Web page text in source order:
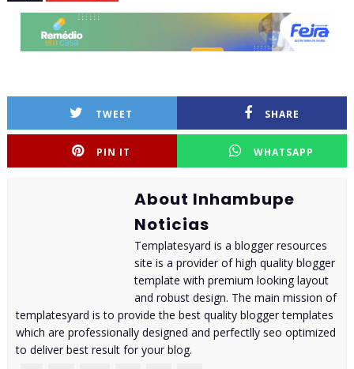
TWEET SHARE
PIN IT WHATSAPP
About Inhambupe
Noticias
Templatesyard is a blogger resources
site is a provider of high quality blogger
template with premium looking layout
and robust design. The main mission of
templatesyard is to provide the best quality blogger templates
which are professionally designed and perfectlly seo optimized
to deliver best result for your blog.